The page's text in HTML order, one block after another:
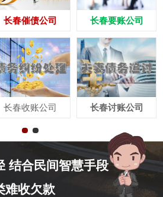
长春催债公司
长春收账公司
长春要账公司
长春讨账公司
结合民间智慧手段
难收欠款